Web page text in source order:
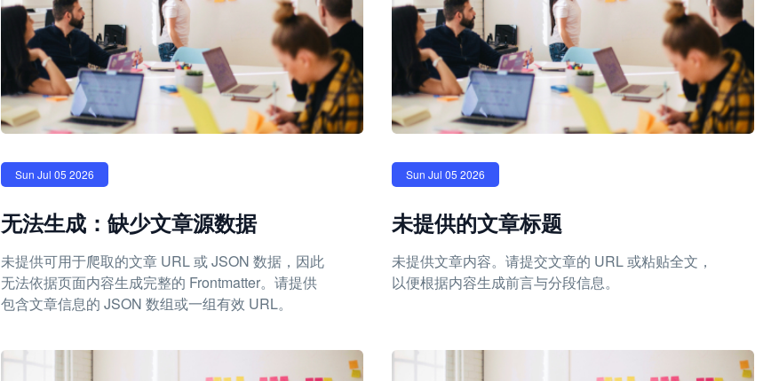
Sun Jul 05 2026
无法生成：缺少文章源数据
未提供可用于爬取的文章 URL 或 JSON 数据，因此
无法依据页面内容生成完整的 Frontmatter。请提供
包含文章信息的 JSON 数组或一组有效 URL。
Sun Jul 05 2026
未提供的文章标题
未提供文章内容。请提交文章的 URL 或粘贴全文，
以便根据内容生成前言与分段信息。